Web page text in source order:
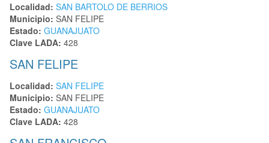
Localidad: SAN BARTOLO DE BERRIOS
Municipio: SAN FELIPE
Estado: GUANAJUATO
Clave LADA: 428
SAN FELIPE
Localidad: SAN FELIPE
Municipio: SAN FELIPE
Estado: GUANAJUATO
Clave LADA: 428